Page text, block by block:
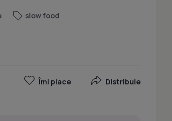
slow food
Îmi place Distribuie